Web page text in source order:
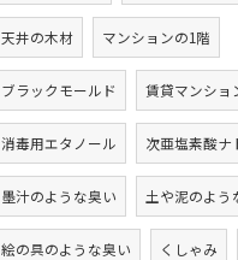
天井の木材 マンションの1階
ブラックモールド 賃貸マンショ
消毒用エタノール 次亜塩素酸ナ
墨汁のような臭い 土や泥のよう
絵の具のような臭い くしゃみ